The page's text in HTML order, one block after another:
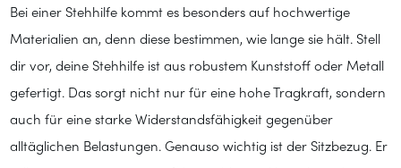
Bei einer Stehhilfe kommt es besonders auf hochwertige
Materialien an, denn diese bestimmen, wie lange sie hält. Stell
dir vor, deine Stehhilfe ist aus robustem Kunststoff oder Metall
gefertigt. Das sorgt nicht nur für eine hohe Tragkraft, sondern
auch für eine starke Widerstandsfähigkeit gegenüber
alltäglichen Belastungen. Genauso wichtig ist der Sitzbezug. Er